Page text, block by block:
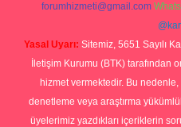
forumhizmeti@gmail.com
Yasal Uyarı: Sitemiz, 5651 Sayılı
İletişim Kurumu (BTK) tarafından
hizmet vermektedir. Bu
denetleme veya araştırma
üyelerimiz yazdıkları içeriklerin